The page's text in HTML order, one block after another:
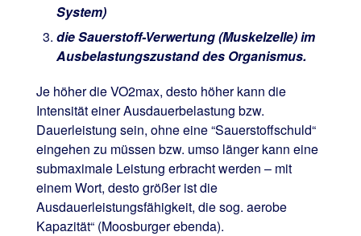
System)
die Sauerstoff-Verwertung (Muskelzelle) im
Ausbelastungszustand des Organismus.
Je höher die VO2max, desto höher kann die
Intensität einer Ausdauerbelastung bzw.
Dauerleistung sein, ohne eine “Sauerstoffschuld“
eingehen zu müssen bzw. umso länger kann eine
submaximale Leistung erbracht werden – mit
einem Wort, desto größer ist die
Ausdauerleistungsfähigkeit, die sog. aerobe
Kapazität“ (Moosburger ebenda).